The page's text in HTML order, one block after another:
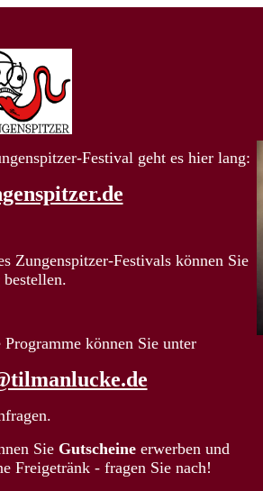
Festival geht es hier lang:
Zungenspitzer-Festivals können Sie
bestellen.
können Sie unter
Sie Gutscheine erwerben und
Freigetränk - fragen Sie nach!